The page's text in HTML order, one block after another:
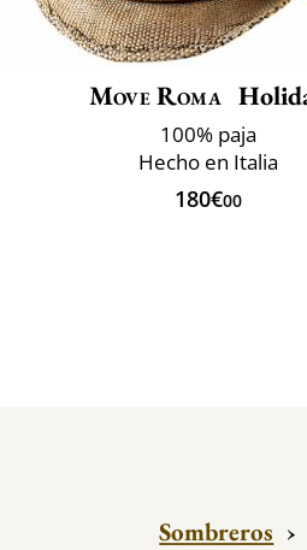
Move Roma
100% paja
Hecho en Italia
180€00
Sombreros ›